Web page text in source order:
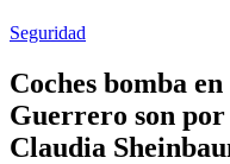
Seguridad
Coches bomba
Guerrero son
Claudia